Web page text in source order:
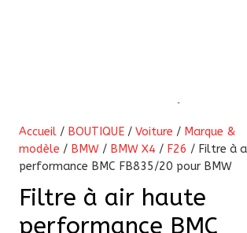
Accueil / BOUTIQUE / Voiture / Marque &
modèle / BMW / BMW X4 / F26 / Filtre à
performance BMC FB835/20 pour BMW
Filtre à air haute
performance BMC